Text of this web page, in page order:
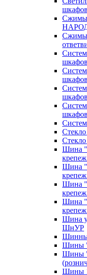
Сжимы
Сжимы
Шина
Шина
Шина
Шина
Шина
ШнУР
Шины
Шины
Шины